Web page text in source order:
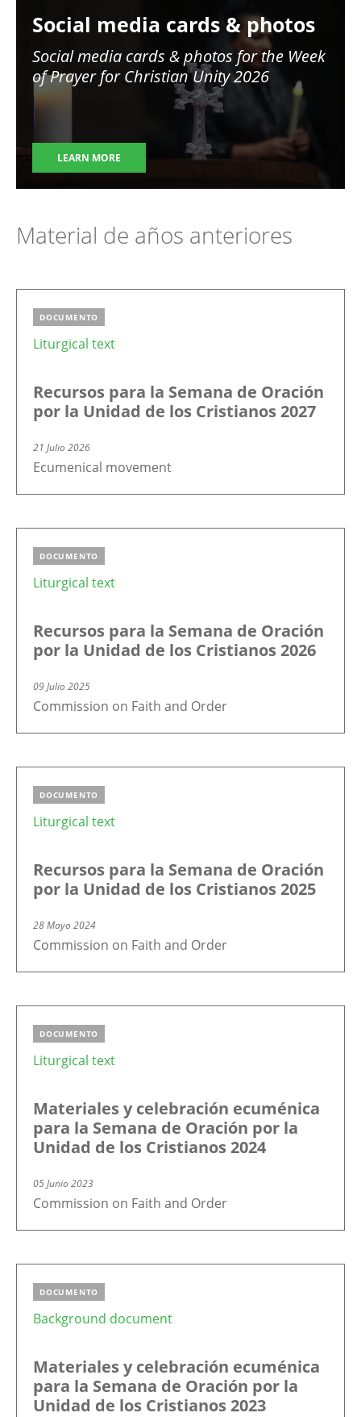
Social media cards & photos
Social media cards & photos for the Week
of Prayer for Christian Unity 2026
LEARN MORE
Material de años anteriores
DOCUMENTO
Liturgical text
Recursos para la Semana de Oración
por la Unidad de los Cristianos 2027
21 Julio 2026
Ecumenical movement
DOCUMENTO
Liturgical text
Recursos para la Semana de Oración
por la Unidad de los Cristianos 2026
09 Julio 2025
Commission on Faith and Order
DOCUMENTO
Liturgical text
Recursos para la Semana de Oración
por la Unidad de los Cristianos 2025
28 Mayo 2024
Commission on Faith and Order
DOCUMENTO
Liturgical text
Materiales y celebración ecuménica
para la Semana de Oración por la
Unidad de los Cristianos 2024
05 Junio 2023
Commission on Faith and Order
DOCUMENTO
Background document
Materiales y celebración ecuménica
para la Semana de Oración por la
Unidad de los Cristianos 2023